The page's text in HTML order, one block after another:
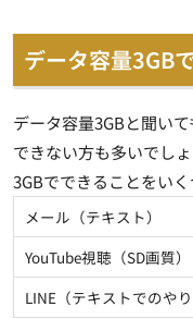
データ容量3GB
データ容量3GBと聞い
できない方も多いでしょ
3GBでできることをい
メール（テキスト）
YouTube視聴（SD画質）
LINE（テキストでのやり